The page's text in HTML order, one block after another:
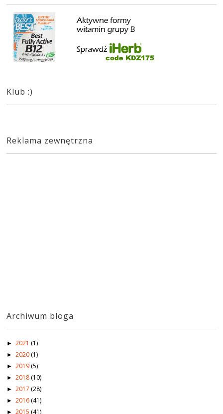
Klub :)
Reklama zewnętrzna
Archiwum bloga
►2021 (1)
►2020 (1)
►2019 (5)
►2018 (10)
►2017 (28)
►2016 (41)
►2015 (41)